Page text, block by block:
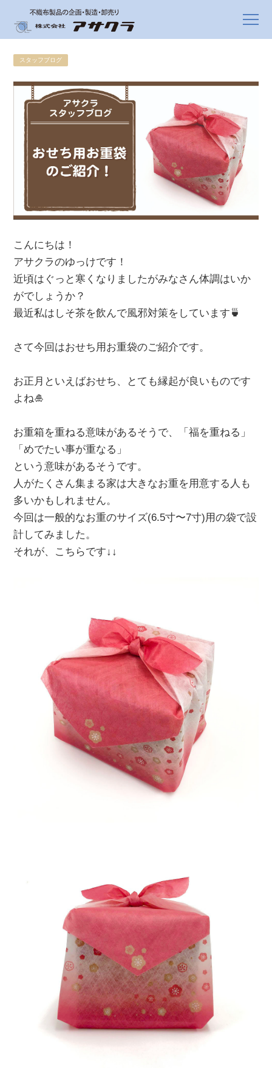
スタッフブログ
こんにちは！
アサクラのゆっけです！
近頃はぐっと寒くなりましたがみなさん体調はいか
がでしょうか？
最近私はしそ茶を飲んで風邪対策をしています🍵
さて今回はおせち用お重袋のご紹介です。
お正月といえばおせち、とても縁起が良いものです
よね🎍
お重箱を重ねる意味があるそうで、「福を重ねる」
「めでたい事が重なる」
という意味があるそうです。
人がたくさん集まる家は大きなお重を用意する人も
多いかもしれません。
今回は一般的なお重のサイズ(6.5寸〜7寸)用の袋で設
計してみました。
それが、こちらです↓↓